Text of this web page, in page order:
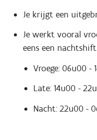
Je krijgt een
Je werkt vooral
eens een nachtshift
Vroege: 06u00 -
Late: 14u00 -
Nacht: 22u00 -